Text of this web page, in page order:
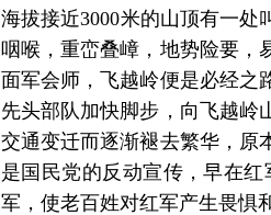
海拔接近3000米的山顶有一
咽喉，重峦叠嶂，地势险要，
面军会师，飞越岭便是必经之
先头部队加快脚步，向飞越岭
交通变迁而逐渐褪去繁华，原
是国民党的反动宣传，早在
军，使老百姓对红军产生畏惧